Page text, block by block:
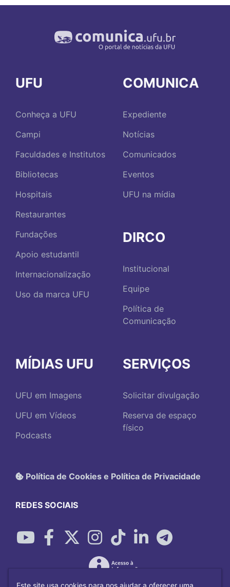
UFU
Conheça a UFU
Campi
Faculdades e Institutos
Bibliotecas
Hospitais
Restaurantes
Fundações
Apoio estudantil
Internacionalização
Uso da marca UFU
COMUNICA
Expediente
Notícias
Comunicados
Eventos
UFU na mídia
DIRCO
Institucional
Equipe
Política de
Comunicação
MÍDIAS UFU
UFU em Imagens
UFU em Vídeos
Podcasts
SERVIÇOS
Solicitar divulgação
Reserva de espaço
físico
Política de Cookies e Política de Privacidade
REDES SOCIAIS
Este site usa cookies para nos ajudar a oferecer uma